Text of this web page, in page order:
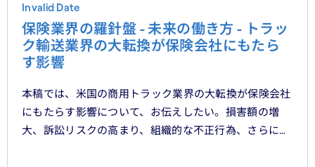
Invalid Date
保険業界の羅針盤 - 未来の働き方 - トラッ
ク輸送業界の大転換が保険会社にもたら
す影響
本稿では、米国の商用トラック業界の大転換が保険会社
にもたらす影響について、お伝えしたい。損害額の増
大、訴訟リスクの高まり、組織的な不正行為、さらには